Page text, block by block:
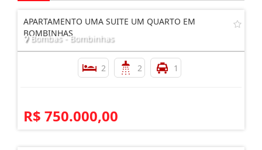
APARTAMENTO UMA SUITE UM QUARTO EM
BOMBINHAS
Bombas - Bombinhas
2 2 1
R$ 750.000,00